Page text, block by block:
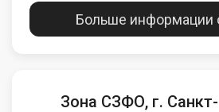
Больше информации
Зона СЗФО, г.